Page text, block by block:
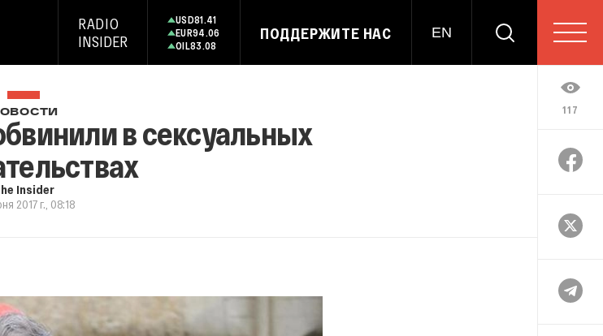
RADIO
INSIDER
USD81.41
EUR94.06
OIL83.08
ПОДДЕРЖИТЕ НАС EN
117
в сексуальных
Insider
2017 г., 08:18